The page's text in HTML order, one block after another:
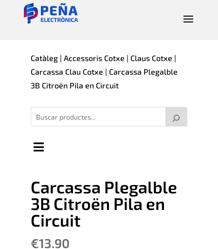
Catàleg| Accessoris Cotxe | Claus Cotxe |
Carcassa Clau Cotxe | Carcassa Plegalble
3B Citroën Pila en Circuit
Carcassa Plegalble
3B Citroën Pila en
Circuit
€13.90